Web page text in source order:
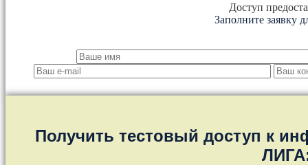
Доступ
Заполните заявку
Получить тестовый доступ к